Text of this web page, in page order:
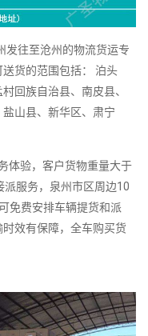
发往至沧州的物流货运专
货的范围包括： 泊头
回族自治县、南皮县、
山县、新华区、肃宁
验，客户货物重量大于
服务，泉州市区周边10
免费安排车辆提货和派
效有保障，全车购买货